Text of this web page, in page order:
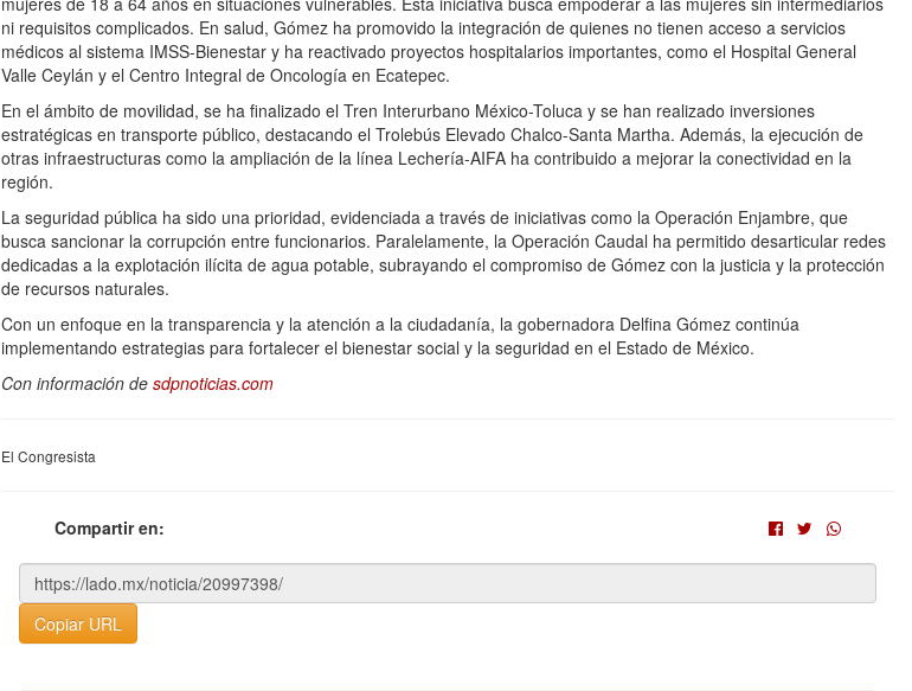
ni requisitos complicados. En salud, Gómez ha promovido la integración de quienes no tienen acceso a servicios
médicos al sistema IMSS-Bienestar y ha reactivado proyectos hospitalarios importantes, como el Hospital General
Valle Ceylán y el Centro Integral de Oncología en Ecatepec.
En el ámbito de movilidad, se ha finalizado el Tren Interurbano México-Toluca y se han realizado inversiones
estratégicas en transporte público, destacando el Trolebús Elevado Chalco-Santa Martha. Además, la ejecución de
otras infraestructuras como la ampliación de la línea Lechería-AIFA ha contribuido a mejorar la conectividad en la
región.
La seguridad pública ha sido una prioridad, evidenciada a través de iniciativas como la Operación Enjambre, que
busca sancionar la corrupción entre funcionarios. Paralelamente, la Operación Caudal ha permitido desarticular redes
dedicadas a la explotación ilícita de agua potable, subrayando el compromiso de Gómez con la justicia y la protección
de recursos naturales.
Con un enfoque en la transparencia y la atención a la ciudadanía, la gobernadora Delfina Gómez continúa
implementando estrategias para fortalecer el bienestar social y la seguridad en el Estado de México.
Con información de sdpnoticias.com
El Congresista
Compartir en:
Copiar URL